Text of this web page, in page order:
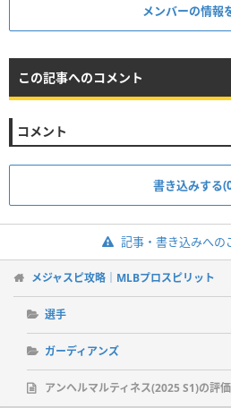
メンバーの情報
この記事へのコメント
コメント
書き込みする
記事・書き込みへの
メジャスピ攻略｜MLBプロスピリット
選手
ガーディアンズ
アンヘルマルティネス(2025 S1)の評